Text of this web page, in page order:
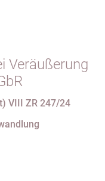
Veräußerung
VIII ZR 247/24